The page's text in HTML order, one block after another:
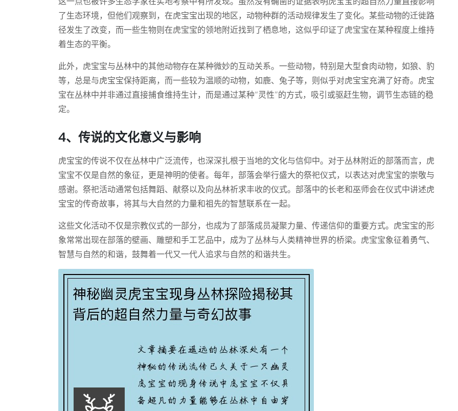
了生态环境，但他们观察到，在虎宝宝出现的地区，动物种群的活动规律发生了变化。某些动物的迁徙路
径发生了改变，而一些生物则在虎宝宝的领地附近找到了栖息地，这似乎印证了虎宝宝在某种程度上维持
着生态的平衡。
此外，虎宝宝与丛林中的其他动物存在某种微妙的互动关系。一些动物，特别是大型食肉动物，如狼、豹
等，总是与虎宝宝保持距离，而一些较为温顺的动物，如鹿、兔子等，则似乎对虎宝宝充满了好奇。虎宝
宝在丛林中并非通过直接捕食维持生计，而是通过某种“灵性”的方式，吸引或驱赶生物，调节生态链的稳
定。
4、传说的文化意义与影响
虎宝宝的传说不仅在丛林中广泛流传，也深深扎根于当地的文化与信仰中。对于丛林附近的部落而言，虎
宝宝不仅是自然的象征，更是神明的使者。每年，部落会举行盛大的祭祀仪式，以表达对虎宝宝的崇敬与
感谢。祭祀活动通常包括舞蹈、献祭以及向丛林祈求丰收的仪式。部落中的长老和巫师会在仪式中讲述虎
宝宝的传奇故事，将其与大自然的力量和祖先的智慧联系在一起。
这些文化活动不仅是宗教仪式的一部分，也成为了部落成员凝聚力量、传递信仰的重要方式。虎宝宝的形
象常常出现在部落的壁画、雕塑和手工艺品中，成为了丛林与人类精神世界的桥梁。虎宝宝象征着勇气、
智慧与自然的和谐，鼓舞着一代又一代人追求与自然的和谐共生。